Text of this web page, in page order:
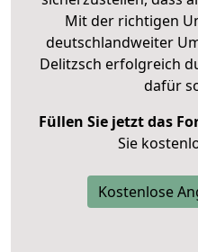
Mit der richtigen
deutschlandweiter
Delitzsch erfolgreich
dafür
Füllen Sie jetzt das
Sie
Kostenlose